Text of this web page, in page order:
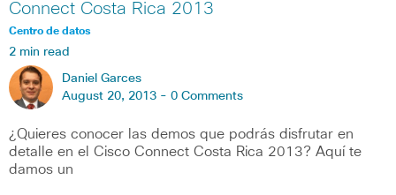
Connect Costa Rica 2013
Centro de datos
2 min read
Daniel Garces
August 20, 2013 - 0 Comments
¿Quieres conocer las demos que podrás disfrutar en
detalle en el Cisco Connect Costa Rica 2013? Aquí te
damos un